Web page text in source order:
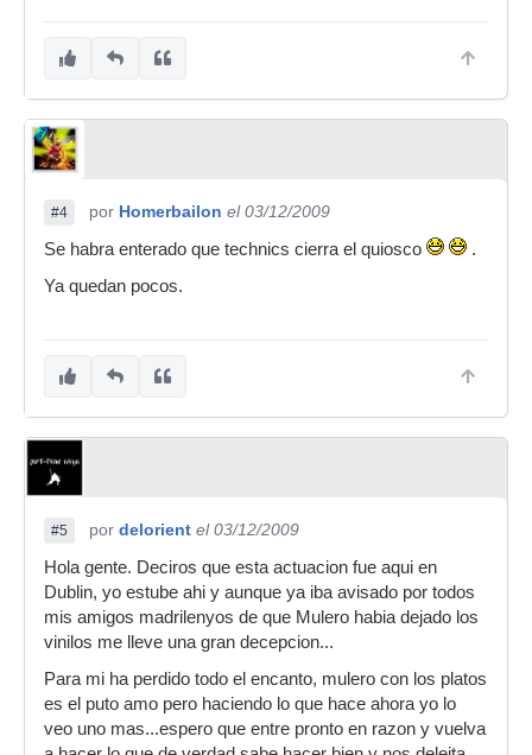
#4 por Homerbailon el 03/12/2009
Se habra enterado que technics cierra el quiosco
.
Ya quedan pocos.
#5 por delorient el 03/12/2009
Hola gente. Deciros que esta actuacion fue aqui en
Dublin, yo estube ahi y aunque ya iba avisado por todos
mis amigos madrilenyos de que Mulero habia dejado los
vinilos me lleve una gran decepcion...
Para mi ha perdido todo el encanto, mulero con los platos
es el puto amo pero haciendo lo que hace ahora yo lo
veo uno mas...espero que entre pronto en razon y vuelva